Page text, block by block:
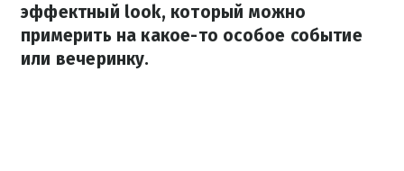
эффектный look, который можно
примерить на какое-то особое событие
или вечеринку.